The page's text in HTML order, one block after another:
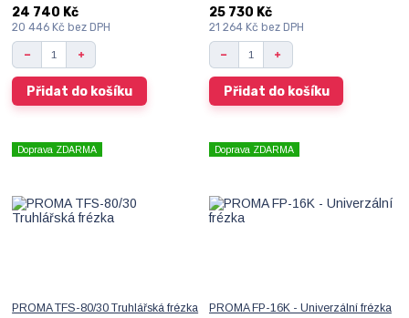
24 740 Kč
20 446 Kč bez DPH
Přidat do košíku
25 730 Kč
21 264 Kč bez DPH
Přidat do košíku
Doprava ZDARMA
PROMA TFS-80/30 Truhlářská frézka
Doprava ZDARMA
PROMA FP-16K - Univerzální frézka